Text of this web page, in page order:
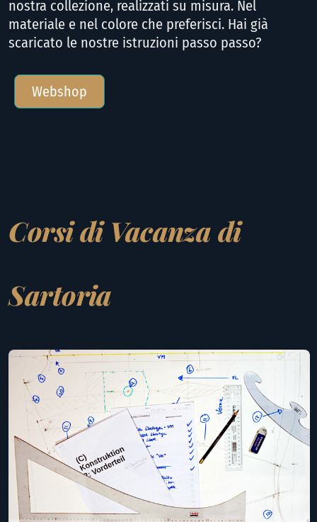
nostra collezione, realizzati su misura. Nel
materiale e nel colore che preferisci. Hai già
scaricato le nostre istruzioni passo passo?
Webshop
Corsi di Vacanza di
Sartoria